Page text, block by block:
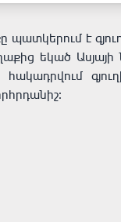
պատկերում է
եկած Ասյայի